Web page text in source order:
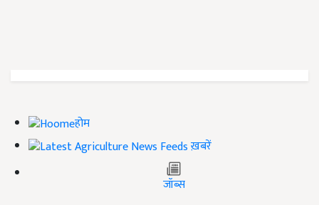
होम
ख़बरें
जॉब्स